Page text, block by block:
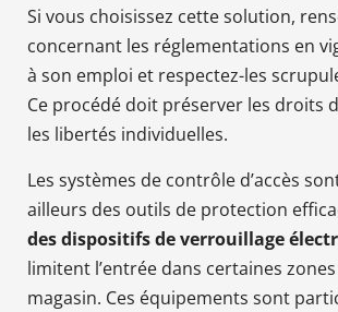
Si vous choisissez cette solution,
concernant les réglementations en
à son emploi et respectez-les
Ce procédé doit préserver les droits
les libertés individuelles.
Les systèmes de contrôle d’accès
ailleurs des outils de protection
des dispositifs de verrouillage
limitent l’entrée dans certaines
magasin. Ces équipements sont